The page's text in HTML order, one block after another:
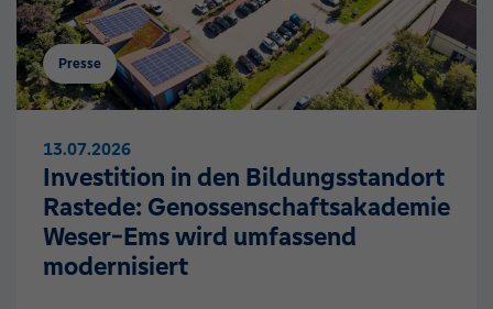
Presse
13.07.2026
Investition in den Bildungsstandort
Rastede: Genossenschaftsakademie
Weser-Ems wird umfassend
modernisiert